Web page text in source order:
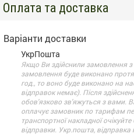
Оплата та доставка
Варіанти доставки
УкрПошта
Якщо Ви здійснили замовлення з
замовлення буде виконано
год., то воно буде виконано на
відправок немає). Після
обов'язково зв'яжуться з вами.
оплачує замовник по тарифам
транспортної накладної
відправки. Укр.пошта,